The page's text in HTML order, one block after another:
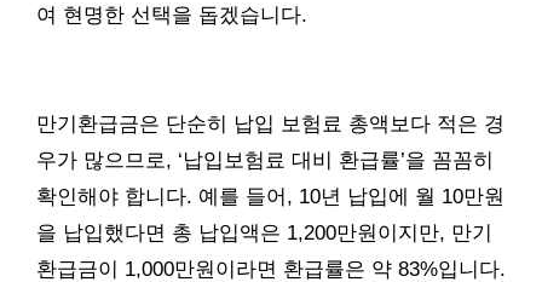
여 현명한 선택을 돕겠습니다.
만기환급금은 단순히 납입 보험료 총액보다 적은 경
우가 많으므로, ‘납입보험료 대비 환급률’을 꼼꼼히
확인해야 합니다. 예를 들어, 10년 납입에 월 10만원
을 납입했다면 총 납입액은 1,200만원이지만, 만기
환급금이 1,000만원이라면 환급률은 약 83%입니다.